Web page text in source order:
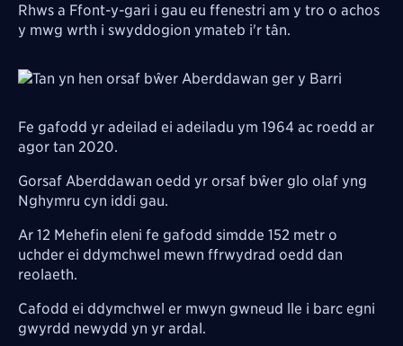
Rhws a Ffont-y-gari i gau eu ffenestri am y tro o achos
y mwg wrth i swyddogion ymateb i'r tân.
Image
Fe gafodd yr adeilad ei adeiladu ym 1964 ac roedd ar
agor tan 2020.
Gorsaf Aberddawan oedd yr orsaf bŵer glo olaf yng
Nghymru cyn iddi gau.
Ar 12 Mehefin eleni fe gafodd simdde 152 metr o
uchder ei ddymchwel mewn ffrwydrad oedd dan
reolaeth.
Cafodd ei ddymchwel er mwyn gwneud lle i barc egni
gwyrdd newydd yn yr ardal.